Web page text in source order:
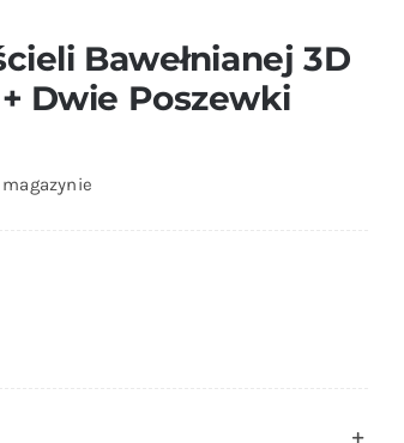
Bawełnianej 3D
Dwie Poszewki